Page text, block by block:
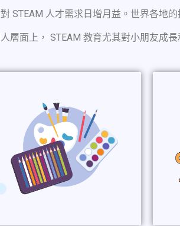
STEAM 人才需求日增月益。世界各地
層面上， STEAM 教育尤其對小朋友成